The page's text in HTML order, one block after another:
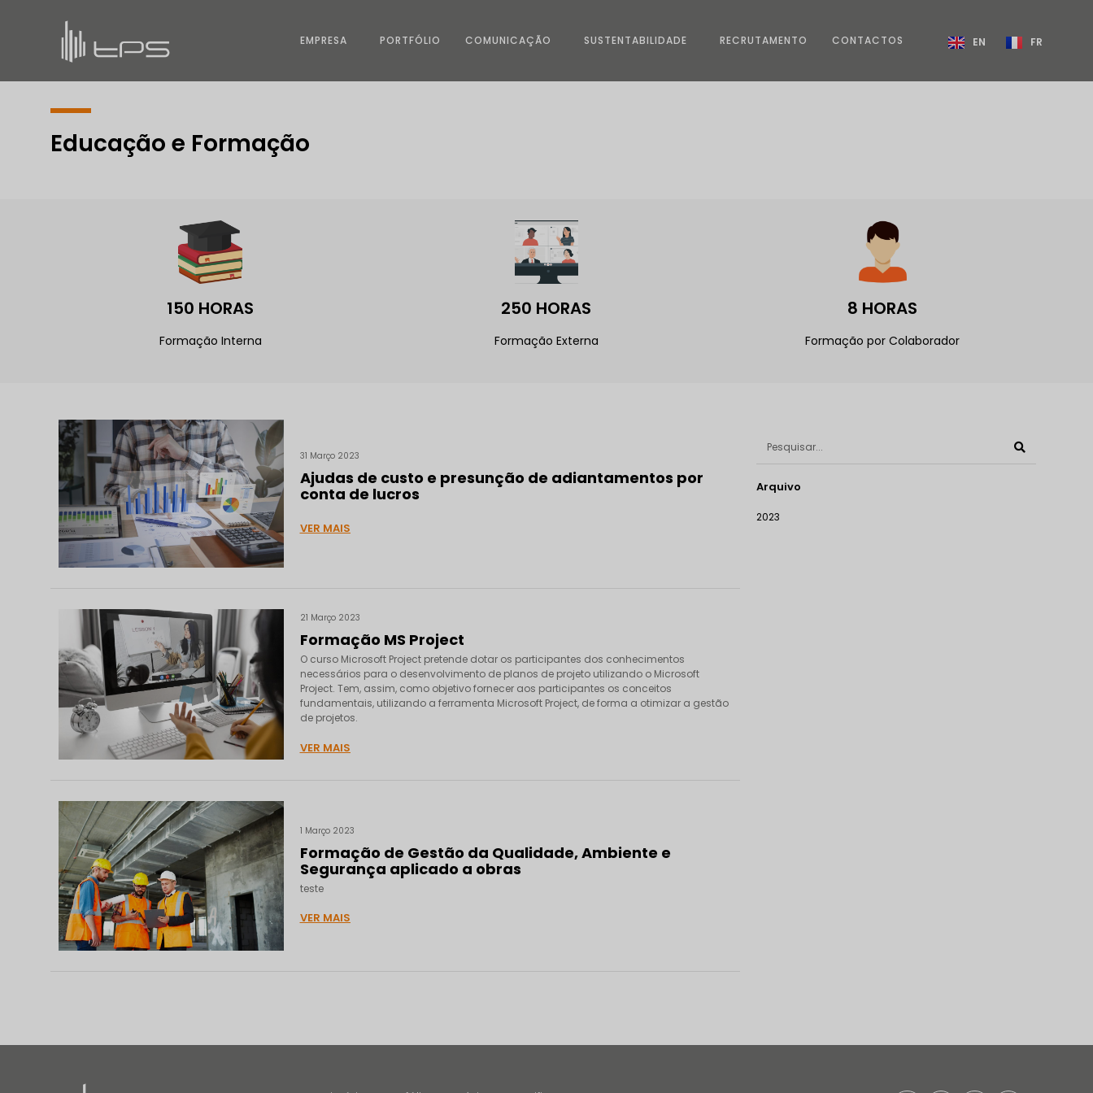
EMPRESA PORTFÓLIO COMUNICAÇÃO SUSTENTABILIDADE RECRUTAMENTO CONTACTOS EN FR
EMPRESA PORTFÓLIO COMUNICAÇÃO SUSTENTABILIDADE RECRUTAMENTO CONTACTOS EN FR
Educação e Formação
150 HORAS
Formação Interna
250 HORAS
Formação Externa
8 HORAS
Formação por Colaborador
31 Março 2023
Ajudas de custo e presunção de adiantamentos por
conta de lucros
VER MAIS
21 Março 2023
Formação MS Project
O curso Microsoft Project pretende dotar os participantes dos conhecimentos
necessários para o desenvolvimento de planos de projeto utilizando o Microsoft
Project. Tem, assim, como objetivo fornecer aos participantes os conceitos
fundamentais, utilizando a ferramenta Microsoft Project, de forma a otimizar a gestão
de projetos.
VER MAIS
1 Março 2023
Formação de Gestão da Qualidade, Ambiente e
Segurança aplicado a obras
teste
VER MAIS
Arquivo
2023